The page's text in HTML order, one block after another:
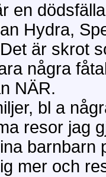
en
Hydra,
är skrot
några
NÄR.
bl a
resor jag
barnbarn
mer och